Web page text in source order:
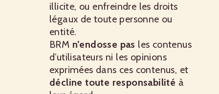
illicite, ou enfreindre les droits
légaux de toute personne ou
entité.
BRM n’endosse pas les contenus
d’utilisateurs ni les opinions
exprimées dans ces contenus, et
décline toute responsabilité à